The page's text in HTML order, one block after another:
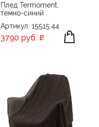
Плед Termoment,
темно-синий
Артикул: 15515.44
3790 руб.